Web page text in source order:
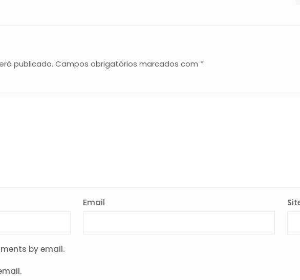
publicado. Campos obrigatórios marcados com *
Email
by email.